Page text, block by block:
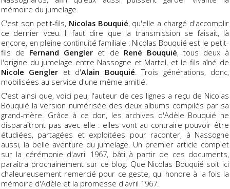
mémoire du jumelage.
C'est son petit-fils, Nicolas Bouquié, qu'elle a chargé d'accomplir
ce dernier vœu. Il faut dire que la transmission se faisait, là
encore, en pleine continuité familiale : Nicolas Bouquié est le petit-
fils de Fernand Gengler et de René Bouquié, tous deux à
l'origine du jumelage entre Nassogne et Martel, et le fils aîné de
Nicole Gengler et d'Alain Bouquié . Trois générations, donc,
mobilisées au service d'une même amitié.
C'est ainsi que, voici peu, l'auteur de ces lignes a reçu de Nicolas
Bouquié la version numérisée des deux albums compilés par sa
grand-mère. Grâce à ce don, les archives d'Adèle Bouquié ne
disparaîtront pas avec elle : elles vont au contraire pouvoir être
étudiées, partagées et exploitées pour raconter, à Nassogne
aussi, la belle aventure du jumelage. Un premier article complet
sur la cérémonie d'avril 1967, bâti à partir de ces documents,
paraîtra prochainement sur ce blog. Que Nicolas Bouquié soit ici
chaleureusement remercié pour ce geste, qui honore à la fois la
mémoire d'Adèle et la promesse d'avril 1967.